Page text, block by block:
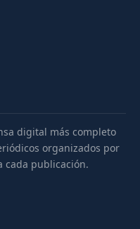
digital más completo
organizados por
cada publicación.